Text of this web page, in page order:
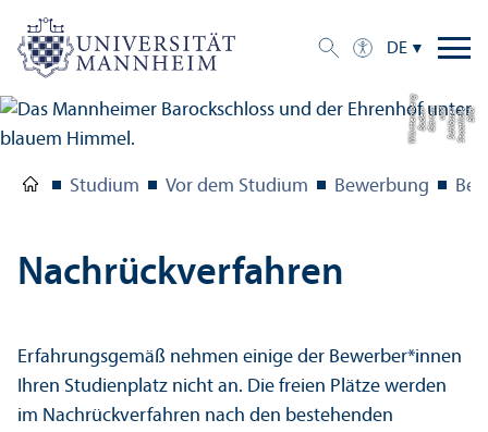
DE
Bil
d:
S
t
a
a
tli
c
h
e
S
c
hl
ö
s
s
e
r
u
n
d
G
ä
r
t
e
n
B
a
d
e
n-
W
ü
r
t
t
e
m
b
e
r
g
Studium Vor dem Studium Bewerbung
Nachrück­verfahren
Erfahrungs­gemäß nehmen einige der Bewerber*innen
Ihren Studien­platz nicht an. Die freien Plätze werden
im Nachrück­verfahren nach den bestehenden